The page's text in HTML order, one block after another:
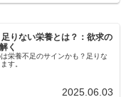
りない栄養とは？：欲求の
く
栄養不足のサインかも？足りな
す。
2025.06.03